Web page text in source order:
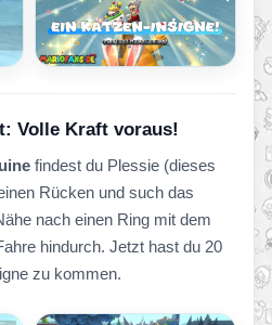
Volle Kraft voraus!
findest du Plessie (dieses
Rücken und such das
nach einen Ring mit dem
hindurch. Jetzt hast du 20
zu kommen.